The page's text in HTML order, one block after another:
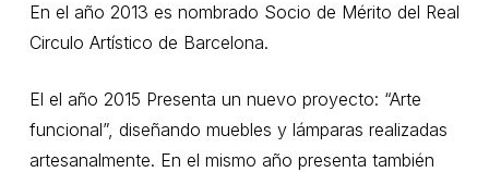
En el año 2013 es nombrado Socio de Mérito del Real
Circulo Artístico de Barcelona.
El el año 2015 Presenta un nuevo proyecto: “Arte
funcional”, diseñando muebles y lámparas realizadas
artesanalmente. En el mismo año presenta también